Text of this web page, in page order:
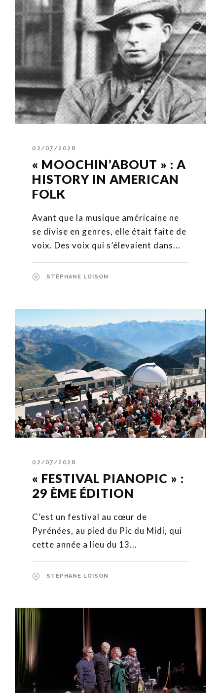
02/07/2026
« MOOCHIN’ABOUT » : A
HISTORY IN AMERICAN
FOLK
Avant que la musique américaine ne
se divise en genres, elle était faite de
voix. Des voix qui s’élevaient dans...
STÉPHANE LOISON
02/07/2026
« FESTIVAL PIANOPIC » :
29 ÈME ÉDITION
C’est un festival au cœur de
Pyrénées, au pied du Pic du Midi, qui
cette année a lieu du 13...
STÉPHANE LOISON